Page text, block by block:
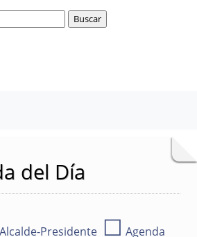
del Día
Alcalde-Presidente ☐ Agenda